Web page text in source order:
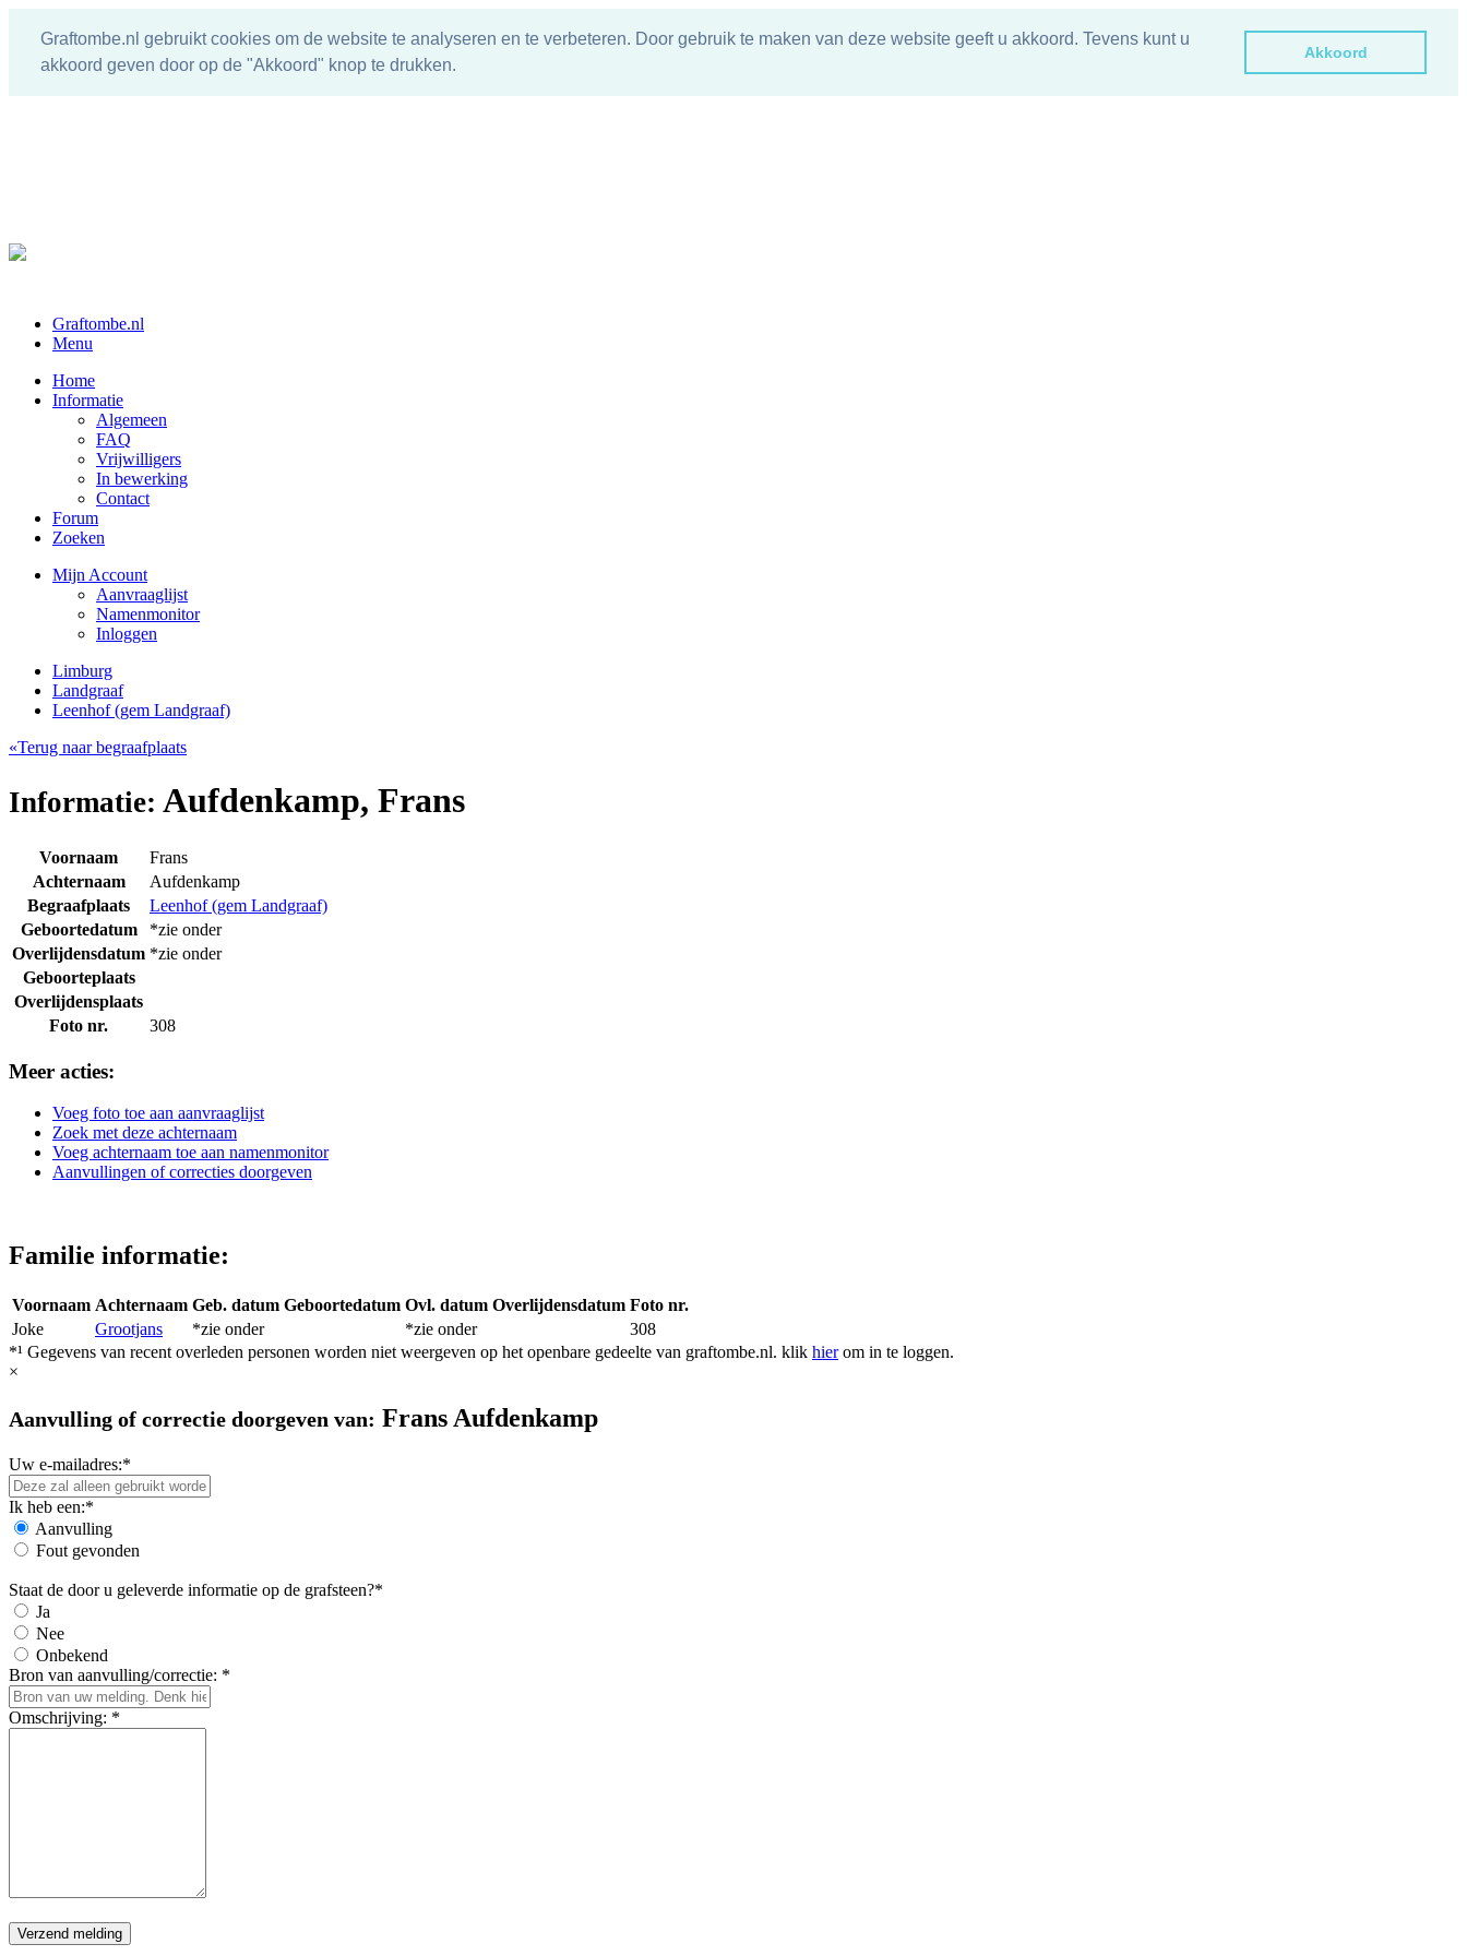
Graftombe.nl gebruikt cookies om de website te analyseren en te verbeteren. Door gebruik te maken van deze website geeft u akkoord. Tevens kunt u
akkoord geven door op de "Akkoord" knop te drukken.
Akkoord
Graftombe.nl
Menu
Home
Informatie
Algemeen
FAQ
Vrijwilligers
In bewerking
Contact
Forum
Zoeken
Mijn Account
Aanvraaglijst
Namenmonitor
Inloggen
Limburg
Landgraaf
Leenhof (gem Landgraaf)
«Terug naar begraafplaats
Informatie: Aufdenkamp, Frans
Voornaam
Frans
Achternaam
Aufdenkamp
Begraafplaats
Leenhof (gem Landgraaf)
Geboortedatum
*zie onder
Overlijdensdatum *zie onder
Geboorteplaats
Overlijdensplaats
Foto nr.
308
Meer acties:
Voeg foto toe aan aanvraaglijst
Zoek met deze achternaam
Voeg achternaam toe aan namenmonitor
Aanvullingen of correcties doorgeven
Familie informatie:
Voornaam Achternaam Geb. datum Geboortedatum Ovl. datum Overlijdensdatum Foto nr.
Joke
Grootjans *zie onder *zie onder
308
*¹ Gegevens van recent overleden personen worden niet weergeven op het openbare gedeelte van graftombe.nl. klik hierom in te loggen.
×
Aanvulling of correctie doorgeven van: Frans Aufdenkamp
Uw e-mailadres:*
Ik heb een:*
Aanvulling
Fout gevonden
Staat de door u geleverde informatie op de grafsteen?*
Ja
Nee
Onbekend
Bron van aanvulling/correctie: *
Omschrijving: *